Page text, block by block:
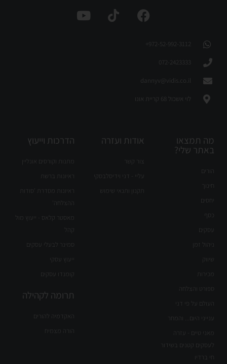
972-52-992-3112⁩+
072-2423333
dannyv@vidis.co.il
לוי אשכול 68 קריית אונו
מה תמצאו
באתר שלי?
הורים
חינוך
יחסים
כסף
עסקים
ניהול זמן
שיווק
ספורט והצלחה
העולם על פי דני
ענייני היום... והמחר
מאני טיים - עזרה
לעסקים קטנים בשידור
חי ברדיו
אודות ועזרה
צור קשר
עליי - דני וידיסלבסקי
תקנון ותנאי שימוש
הדרכות וייעוץ
מתנות וקורסים אונליין
ראיונות ברשת
ראיונות מסדרת 'סודות
ההצלחה'
מאסטר קלאס - ייעוץ מול
סמינר לבעלי עסקים
ייעוץ עסקי
קומנדו עסקים
תרומה לקהילה
האקדמיה להורים
הורה מצמיח